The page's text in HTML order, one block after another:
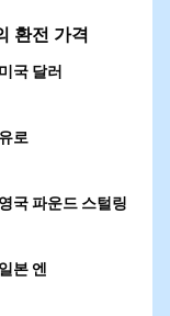
환전 가격
국 달러
로
파운드 스털링
본 엔